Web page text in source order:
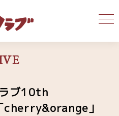
ブ10th
」